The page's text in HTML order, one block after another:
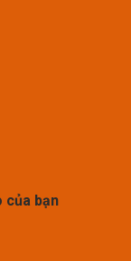
của bạn